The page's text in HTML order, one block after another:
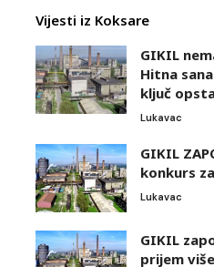
Vijesti iz Koksare
GIKIL
Hitna
ključ
Lukavac
GIKIL
konkurs
Lukavac
GIKIL
prijem